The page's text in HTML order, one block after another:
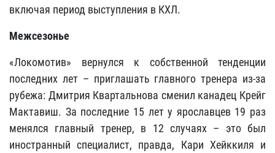
включая период выступления в КХЛ.
Межсезонье
«Локомотив» вернулся к собственной тенденции
последних лет – приглашать главного тренера из-за
рубежа: Дмитрия Квартальнова сменил канадец Крейг
Мактавиш. За последние 15 лет у ярославцев 19 раз
менялся главный тренер, в 12 случаях – это был
иностранный специалист, правда, Кари Хейккиля и